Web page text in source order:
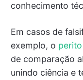
conhecimento
Em casos de
exemplo, o
de comparação
unindo ciência e